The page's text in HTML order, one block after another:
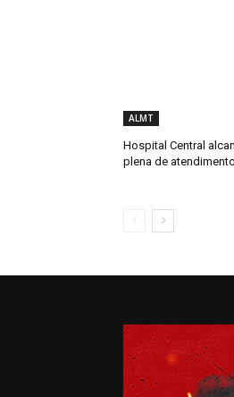
ALMT
Hospital Central
plena de